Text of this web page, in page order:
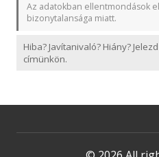
Az adatokban ellentmondások
bizonytalansága miatt.
Hiba? Javítanivaló? Hiány?
címünkön.